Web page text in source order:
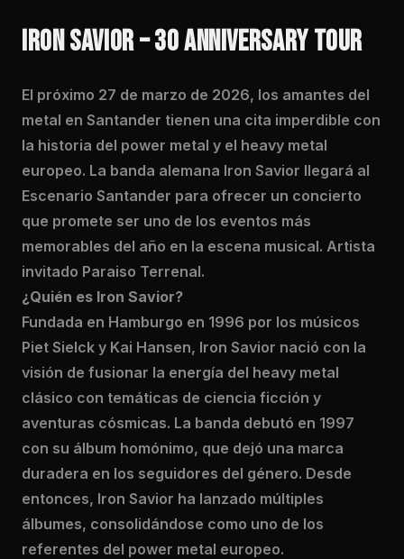
IRON SAVIOR – 30 ANNIVERSARY TOUR
El próximo 27 de marzo de 2026, los amantes del
metal en Santander tienen una cita imperdible con
la historia del power metal y el heavy metal
europeo. La banda alemana Iron Savior llegará al
Escenario Santander para ofrecer un concierto
que promete ser uno de los eventos más
memorables del año en la escena musical. Artista
invitado Paraiso Terrenal.
¿Quién es Iron Savior?
Fundada en Hamburgo en 1996 por los músicos
Piet Sielck y Kai Hansen, Iron Savior nació con la
visión de fusionar la energía del heavy metal
clásico con temáticas de ciencia ficción y
aventuras cósmicas. La banda debutó en 1997
con su álbum homónimo, que dejó una marca
duradera en los seguidores del género. Desde
entonces, Iron Savior ha lanzado múltiples
álbumes, consolidándose como uno de los
referentes del power metal europeo.